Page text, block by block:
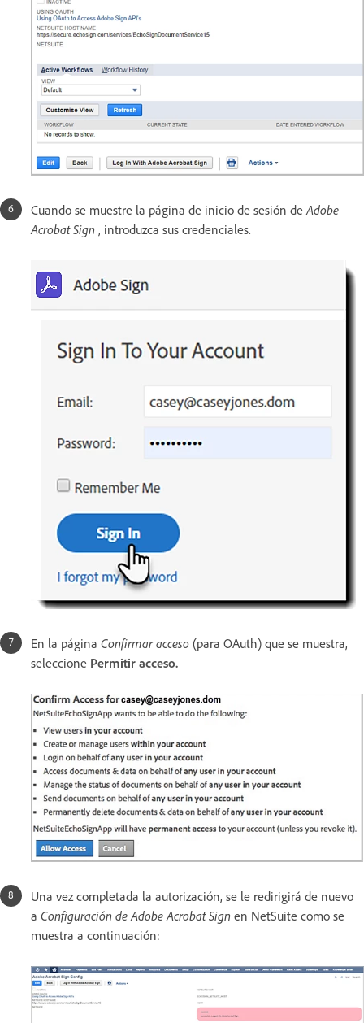
Cuando se muestre la página de inicio de sesión deAdobe
Acrobat Sign , introduzca sus credenciales.
En la página Confirmar acceso (para OAuth) que se muestra,
seleccione Permitir acceso.
Una vez completada la autorización, se le redirigirá de nuevo
a Configuración de Adobe Acrobat Sign en NetSuite como se
muestra a continuación: